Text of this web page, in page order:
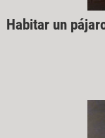
Habitar un